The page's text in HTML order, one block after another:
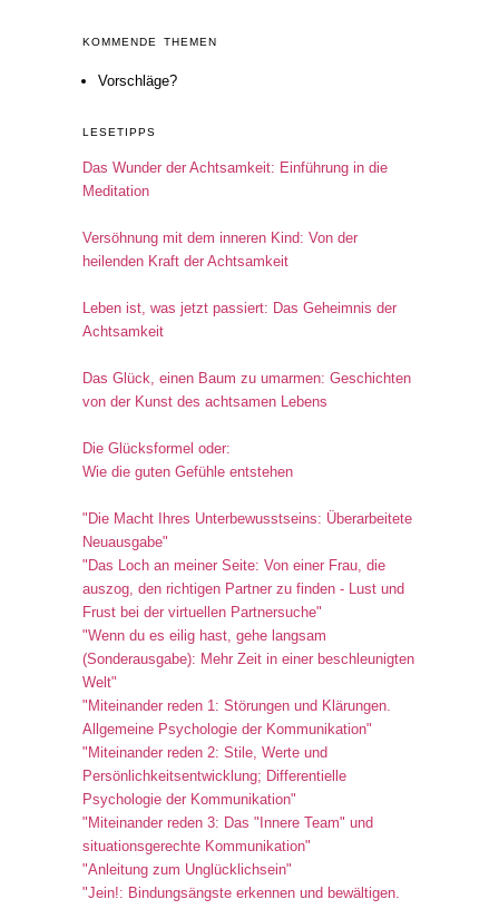
KOMMENDE THEMEN
Vorschläge?
LESETIPPS
Das Wunder der Achtsamkeit: Einführung in die
Meditation
Versöhnung mit dem inneren Kind: Von der
heilenden Kraft der Achtsamkeit
Leben ist, was jetzt passiert: Das Geheimnis der
Achtsamkeit
Das Glück, einen Baum zu umarmen: Geschichten
von der Kunst des achtsamen Lebens
Die Glücksformel oder:
Wie die guten Gefühle entstehen
"Die Macht Ihres Unterbewusstseins: Überarbeitete
Neuausgabe"
"Das Loch an meiner Seite: Von einer Frau, die
auszog, den richtigen Partner zu finden - Lust und
Frust bei der virtuellen Partnersuche"
"Wenn du es eilig hast, gehe langsam
(Sonderausgabe): Mehr Zeit in einer beschleunigten
Welt"
"Miteinander reden 1: Störungen und Klärungen.
Allgemeine Psychologie der Kommunikation"
"Miteinander reden 2: Stile, Werte und
Persönlichkeitsentwicklung; Differentielle
Psychologie der Kommunikation"
"Miteinander reden 3: Das "Innere Team" und
situationsgerechte Kommunikation"
"Anleitung zum Unglücklichsein"
"Jein!: Bindungsängste erkennen und bewältigen.